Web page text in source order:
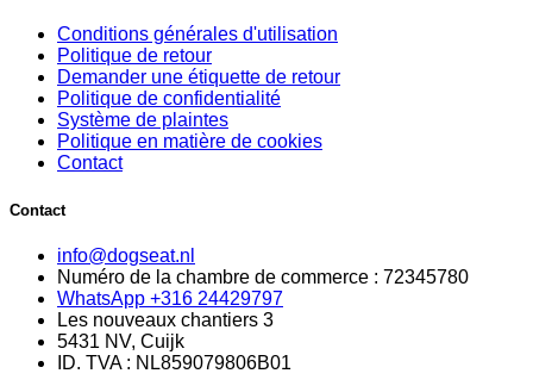
Conditions générales d'utilisation
Politique de retour
Demander une étiquette de retour
Politique de confidentialité
Système de plaintes
Politique en matière de cookies
Contact
Contact
info@dogseat.nl
Numéro de la chambre de commerce : 72345780
WhatsApp +316 24429797
Les nouveaux chantiers 3
5431 NV, Cuijk
ID. TVA : NL859079806B01